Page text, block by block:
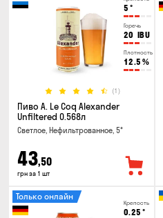
5 °
Горечь
20 IBU
Плотность
12.5 %
(1)
Пиво A. Le Coq Alexander
Unfiltered 0.568л
Светлое, Нефильтрованное, 5°
43,50
грн за 1 шт
Крепость
0.25 °
Только онлайн